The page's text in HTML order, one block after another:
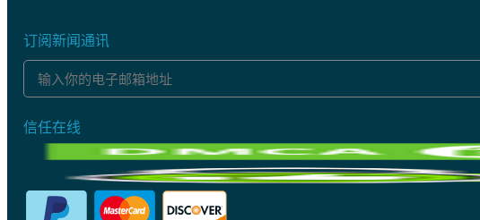
订阅新闻通讯
信任在线